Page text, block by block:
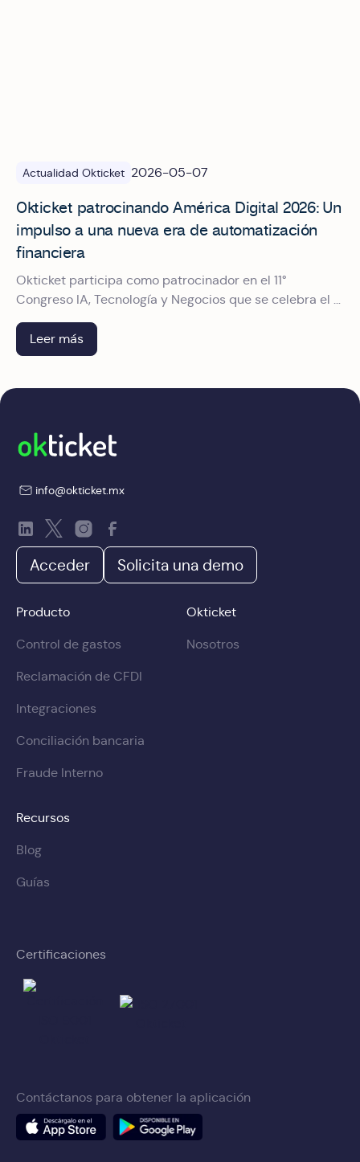
Actualidad Okticket 2026-05-07
Okticket patrocinando América Digital 2026: Un
impulso a una nueva era de automatización
financiera
Okticket participa como patrocinador en el 11°
Congreso IA, Tecnología y Negocios que se celebra el 9
y 10 de junio en el World Trade Center de CDMX. Te
contamos qué verás en nuestro stand.
Leer más
info@okticket.mx
Acceder Solicita una demo
Producto
Control de gastos
Reclamación de CFDI
Integraciones
Conciliación bancaria
Fraude Interno
Okticket
Nosotros
Recursos
Blog
Guías
Certificaciones
Contáctanos para obtener la aplicación